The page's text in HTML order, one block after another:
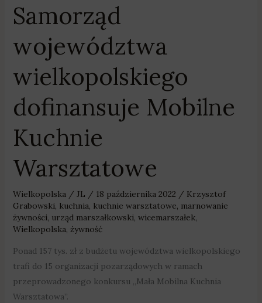
Samorząd
województwa
wielkopolskiego
dofinansuje Mobilne
Kuchnie
Warsztatowe
Wielkopolska/ JL / 18 października 2022 / Krzysztof
Grabowski, kuchnia, kuchnie warsztatowe, marnowanie
żywności, urząd marszałkowski, wicemarszałek,
Wielkopolska, żywność
Ponad 157 tys. zł z budżetu województwa wielkopolskiego
trafi do 15 organizacji pozarządowych w ramach
przeprowadzonego konkursu „Mała Mobilna Kuchnia
Warsztatowa”.